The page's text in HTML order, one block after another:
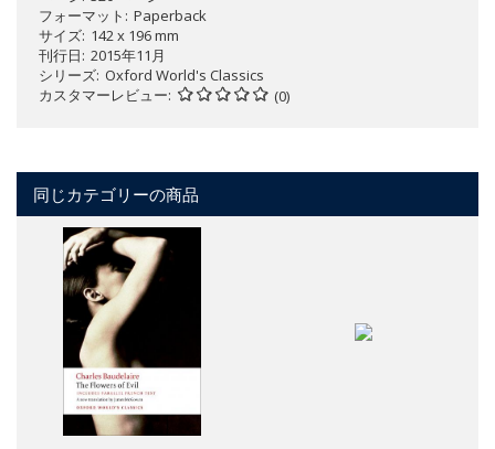
フォーマット
Paperback
サイズ 142 x 196 mm
刊行日 2015年11月
シリーズ Oxford World's Classics
カスタマーレビュー
(0)
同じカテゴリーの商品